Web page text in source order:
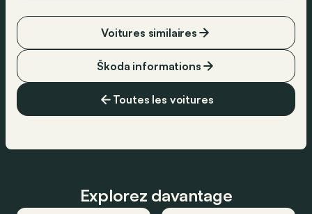
Toutes les voitures
Škoda informations
Voitures similaires
Explorez davantage